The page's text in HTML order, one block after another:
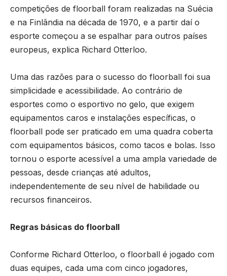
competições de floorball foram realizadas na Suécia
e na Finlândia na década de 1970, e a partir daí o
esporte começou a se espalhar para outros países
europeus, explica Richard Otterloo.
Uma das razões para o sucesso do floorball foi sua
simplicidade e acessibilidade. Ao contrário de
esportes como o esportivo no gelo, que exigem
equipamentos caros e instalações específicas, o
floorball pode ser praticado em uma quadra coberta
com equipamentos básicos, como tacos e bolas. Isso
tornou o esporte acessível a uma ampla variedade de
pessoas, desde crianças até adultos,
independentemente de seu nível de habilidade ou
recursos financeiros.
Regras básicas do floorball
Conforme Richard Otterloo, o floorball é jogado com
duas equipes, cada uma com cinco jogadores,